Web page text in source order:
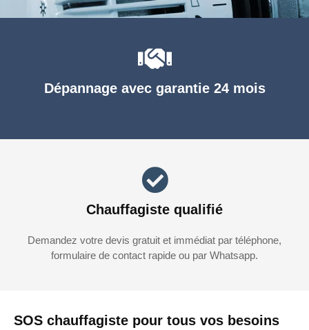
SOS chauffagiste pour tous vos besoins
Dépannage avec garantie 24 mois
Chauffagiste qualifié
Demandez votre devis gratuit et immédiat par téléphone,
formulaire de contact rapide ou par Whatsapp.